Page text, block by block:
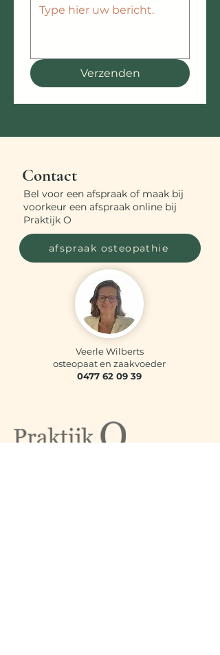
Verzenden
Contact
Bel voor een afspraak of maak bij
voorkeur een afspraak online bij
Praktijk O​
afspraak osteopathie
Veerle Wilberts​
osteopaat en zaakvoeder
0477 62 09 39